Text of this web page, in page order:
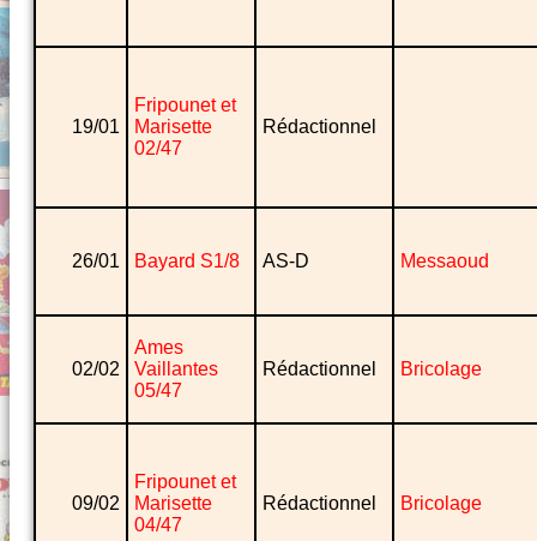
19/01
Fripounet et
Marisette
02/47
Rédactionnel
26/01 Bayard S1/8 AS-D Messaoud
02/02
Ames
Vaillantes
05/47
Rédactionnel Bricolage
09/02
Fripounet et
Marisette
04/47
Rédactionnel Bricolage